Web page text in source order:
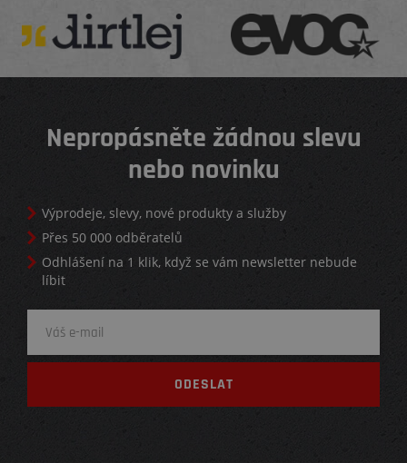
Nepropásněte žádnou slevu
nebo novinku
Výprodeje, slevy, nové produkty a služby
Přes 50 000 odběratelů
Odhlášení na 1 klik, když se vám newsletter nebude
líbit